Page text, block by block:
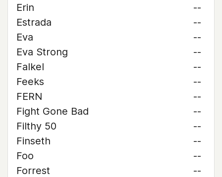
Erin
--
Estrada
--
Eva
--
Eva Strong
--
Falkel
--
Feeks
--
FERN
--
Fight Gone Bad
--
Filthy 50
--
Finseth
--
Foo
--
Forrest
--